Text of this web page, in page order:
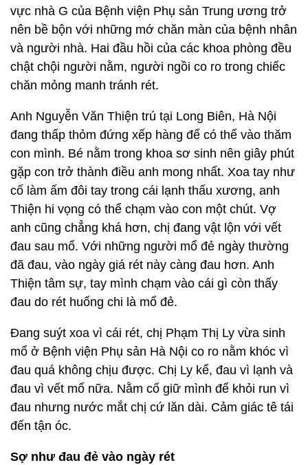
vực nhà G của Bệnh viện Phụ sản Trung ương trở
nên bề bộn với những mớ chăn màn của bệnh nhân
và người nhà. Hai đầu hồi của các khoa phòng đều
chật chội người nằm, người ngồi co ro trong chiếc
chăn mỏng manh tránh rét.
Anh Nguyễn Văn Thiện trú tại Long Biên, Hà Nội
đang thấp thỏm đứng xếp hàng để có thể vào thăm
con mình. Bé nằm trong khoa sơ sinh nên giây phút
gặp con trở thành điều anh mong nhất. Xoa tay như
cố làm ấm đôi tay trong cái lạnh thấu xương, anh
Thiện hi vọng có thể chạm vào con một chút. Vợ
anh cũng chẳng khá hơn, chị đang vật lộn với vết
đau sau mổ. Với những người mổ đẻ ngày thường
đã đau, vào ngày giá rét này càng đau hơn. Anh
Thiện tâm sự, tay mình chạm vào cái gì còn thấy
đau do rét huống chi là mổ đẻ.
Đang suýt xoa vì cái rét, chị Phạm Thị Ly vừa sinh
mổ ở Bệnh viện Phụ sản Hà Nội co ro nằm khóc vì
đau quá không chịu được. Chị Ly kể, đau vì lạnh và
đau vì vết mổ nữa. Nằm cố giữ mình để khỏi run vì
đau nhưng nước mắt chị cứ lăn dài. Cảm giác tê tái
đến tận óc.
Sợ như đau đẻ vào ngày rét